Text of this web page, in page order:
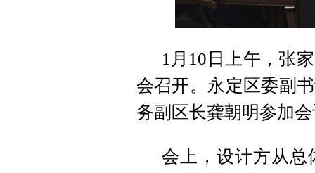
1月10日上午 ，张
会召开。永定区委副
务副区长龚朝明参加
会上 ， 设计方从总